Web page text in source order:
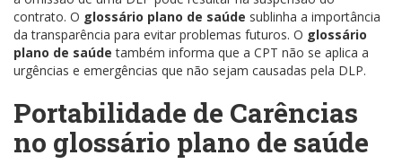
contrato. O glossário plano de saúde sublinha a importância
da transparência para evitar problemas futuros. O glossário
plano de saúde também informa que a CPT não se aplica a
urgências e emergências que não sejam causadas pela DLP.
Portabilidade de Carências
no glossário plano de saúde